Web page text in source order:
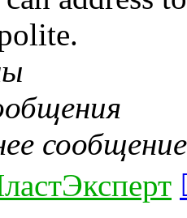
сообщение